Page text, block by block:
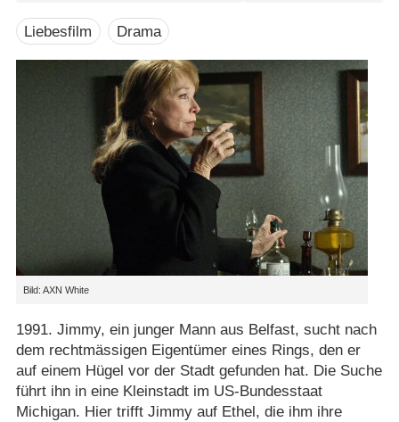
Liebesfilm Drama
Bild: AXN White
1991. Jimmy, ein junger Mann aus Belfast, sucht nach
dem rechtmässigen Eigentümer eines Rings, den er
auf einem Hügel vor der Stadt gefunden hat. Die Suche
führt ihn in eine Kleinstadt im US-Bundesstaat
Michigan. Hier trifft Jimmy auf Ethel, die ihm ihre